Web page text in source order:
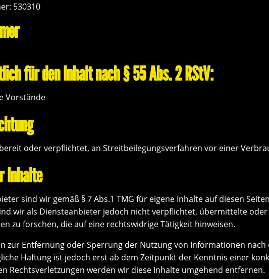
530310
für den Inhalt nach § 55 Abs. 2 RStV:
Vorstände
oder verpflichtet, an Streitbeilegungsverfahren vor einer
Inhalte
sind wir gemäß § 7 Abs.1 TMG für eigene Inhalte auf diesen
wir als Diensteanbieter jedoch nicht verpflichtet, übermittelte
zu forschen, die auf eine rechtswidrige Tätigkeit hinweisen.
zur Entfernung oder Sperrung der Nutzung von Informationen
Haftung ist jedoch erst ab dem Zeitpunkt der Kenntnis einer
Rechtsverletzungen werden wir diese Inhalte umgehend entfernen.